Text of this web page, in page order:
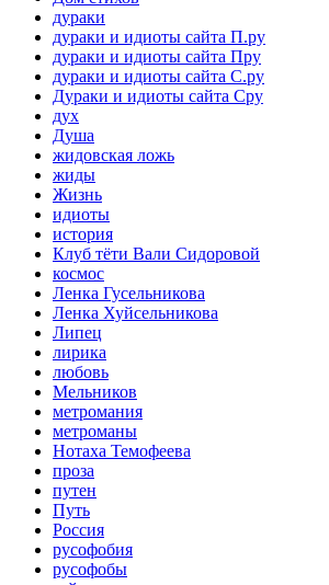
дураки
дураки и идиоты сайта П.ру
дураки и идиоты сайта Пру
дураки и идиоты сайта С.ру
Дураки и идиоты сайта Сру
дух
Душа
жидовская ложь
жиды
Жизнь
идиоты
история
Клуб тёти Вали Сидоровой
космос
Ленка Гусельникова
Ленка Хуйсельникова
Липец
лирика
любовь
Мельников
метромания
метроманы
Нотаха Темофеева
проза
путен
Путь
Россия
русофобия
русофобы